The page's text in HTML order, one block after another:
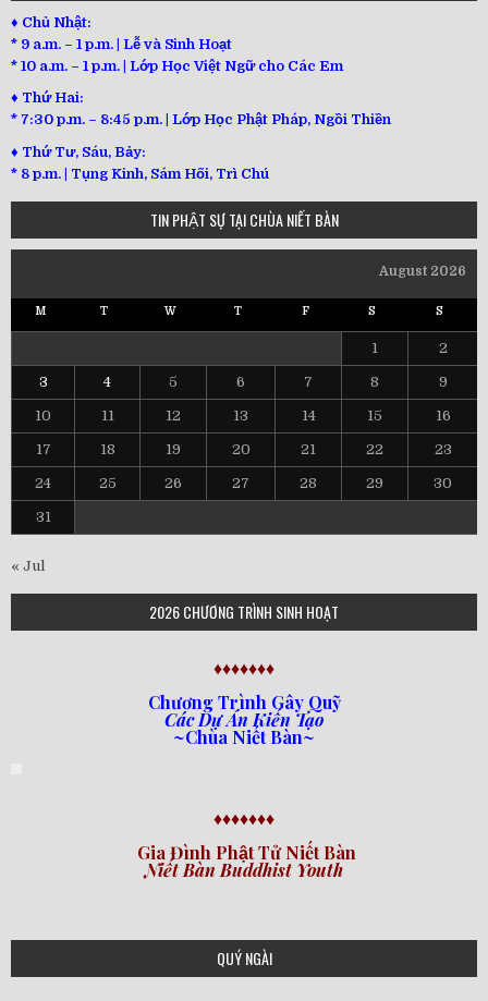
♦ Chủ Nhật:
* 9 a.m. – 1 p.m. | Lễ và Sinh Hoạt
* 10 a.m. – 1 p.m. | Lớp Học Việt Ngữ cho Các Em
♦ Thứ Hai:
* 7:30 p.m. – 8:45 p.m. | Lớp Học Phật Pháp, Ngồi Thiền
♦ Thứ Tư, Sáu, Bảy:
* 8 p.m. | Tụng Kinh, Sám Hối, Trì Chú
TIN PHẬT SỰ TẠI CHÙA NIẾT BÀN
August 2026
M T W T F S S
1 2
3 4 5 6 7 8 9
10 11 12 13 14 15 16
17 18 19 20 21 22 23
24 25 26 27 28 29 30
31
« Jul
2026 CHƯƠNG TRÌNH SINH HOẠT
♦♦♦♦♦♦♦
Chương Trình Gây Quỹ
Các Dự Án Kiến Tạo
~Chùa Niết Bàn~
♦♦♦♦♦♦♦
Gia Đình Phật Tử Niết Bàn
Niết Bàn Buddhist Youth
QUÝ NGÀI